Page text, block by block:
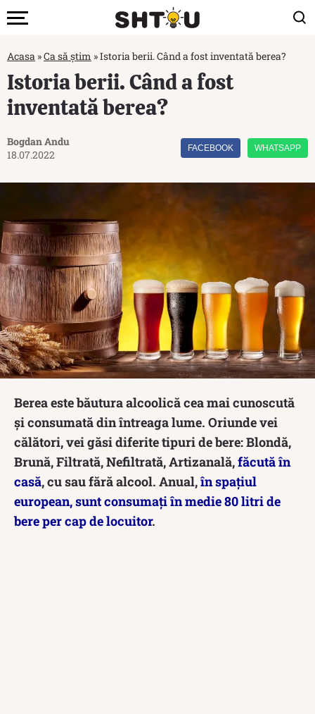
Acasa »Ca să știm »Istoria berii. Când a fost inventată berea?
Istoria berii. Când a fost
inventată berea?
Bogdan Andu
18.07.2022
FACEBOOK WHATSAPP
Berea este băutura alcoolică cea mai cunoscută
și consumată din întreaga lume. Oriunde vei
călători, vei găsi diferite tipuri de bere: Blondă,
Brună, Filtrată, Nefiltrată, Artizanală,făcută în
casă, cu sau fără alcool. Anual,în spațiul
european, sunt consumați în medie 80 litri de
bere per cap de locuitor.